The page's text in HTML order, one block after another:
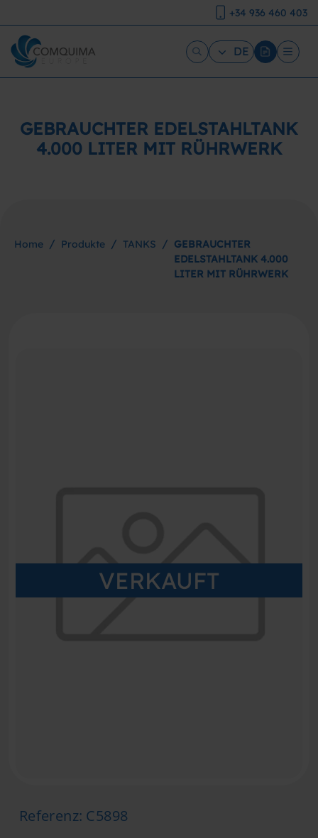
+34 936 460 403
DE
GEBRAUCHTER EDELSTAHLTANK
4.000 LITER MIT RÜHRWERK
Home / Produkte / TANKS / GEBRAUCHTER
EDELSTAHLTANK 4.000
LITER MIT RÜHRWERK
VERKAUFT
Referenz: C5898